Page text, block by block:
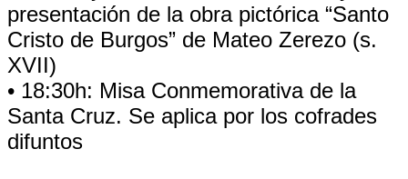
presentación de la obra pictórica “Santo
Cristo de Burgos” de Mateo Zerezo (s.
XVII)
• 18:30h: Misa Conmemorativa de la
Santa Cruz. Se aplica por los cofrades
difuntos